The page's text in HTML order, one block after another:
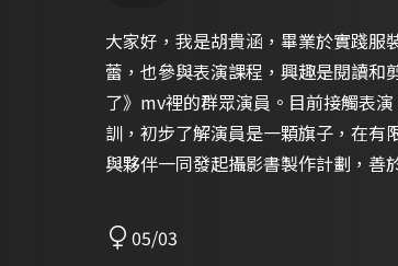
大家好，我是胡貴涵，畢業於實踐服
蕾，也參與表演課程，興趣是閱讀和
了》mv裡的群眾演員。目前接觸表
訓，初步了解演員是一顆旗子，在有
與夥伴一同發起攝影書製作計劃，善
05/03